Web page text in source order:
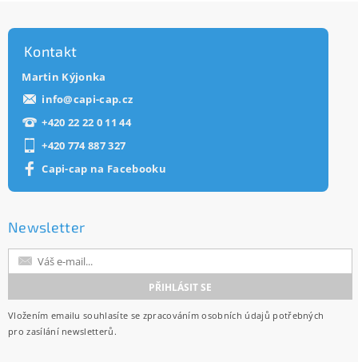
Kontakt
Martin Kýjonka
info@capi-cap.cz
+420 22 22 0 11 44
+420 774 887 327
Capi-cap na Facebooku
Newsletter
Vložením emailu souhlasíte se zpracováním osobních údajů potřebných
pro zasílání newsletterů.